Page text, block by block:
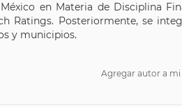
en Materia de Disciplina
Ratings. Posteriormente, se
y municipios.
Agregar autor a